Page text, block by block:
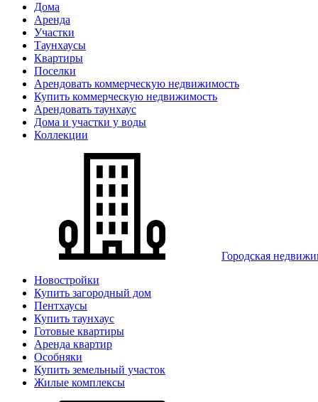
Дома
Аренда
Участки
Таунхаусы
Квартиры
Поселки
Арендовать коммерческую недвижимость
Купить коммерческую недвижимость
Арендовать таунхаус
Дома и участки у воды
Коллекции
Городская
Новостройки
Купить загородный дом
Пентхаусы
Купить таунхаус
Готовые квартиры
Аренда квартир
Особняки
Купить земельный участок
Жилые комплексы